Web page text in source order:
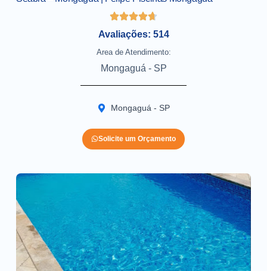
Avaliações: 514
Area de Atendimento:
Mongaguá - SP
Mongaguá - SP
Solicite um Orçamento